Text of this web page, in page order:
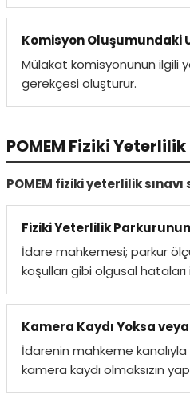
Komisyon Oluşumundaki
Mülakat komisyonunun ilgili
gerekçesi oluşturur.
POMEM Fiziki
POMEM fiziki yeterlilik
Fiziki Yeterlilik
İdare mahkemesi; parkur
koşulları gibi olgusal
Kamera Kaydı Yoksa
İdarenin mahkeme
kamera kaydı olmaksızın